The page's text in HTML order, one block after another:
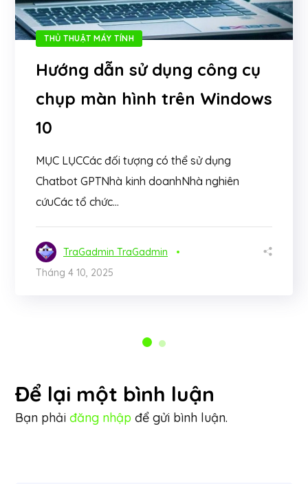
THỦ THUẬT MÁY TÍNH
Hướng dẫn sử dụng công cụ
chụp màn hình trên Windows
10
MỤC LỤCCác đối tượng có thể sử dụng
Chatbot GPTNhà kinh doanhNhà nghiên
cứuCác tổ chức...
TraGadmin TraGadmin
Tháng 4 10, 2025
Để lại một bình luận
Bạn phảiđăng nhập để gửi bình luận.